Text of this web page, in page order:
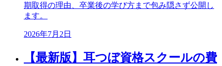
期取得の理由、卒業後の学び方まで包み隠さず公開し
ます。
2026年7月2日
【最新版】耳つぼ資格スクールの費